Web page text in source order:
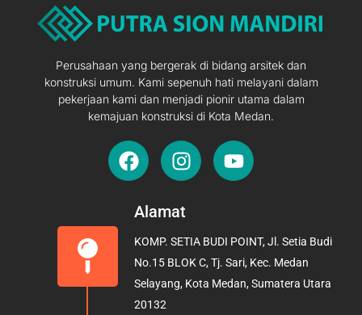
Perusahaan yang bergerak di bidang arsitek dan
konstruksi umum. Kami sepenuh hati melayani dalam
pekerjaan kami dan menjadi pionir utama dalam
kemajuan konstruksi di Kota Medan.
F
a
e
o
o
k
I
n
t
g
r
a
Y
o
b
e
Alamat
KOMP. SETIA BUDI POINT, Jl. Setia Budi
No.15 BLOK C, Tj. Sari, Kec. Medan
Selayang, Kota Medan, Sumatera Utara
20132